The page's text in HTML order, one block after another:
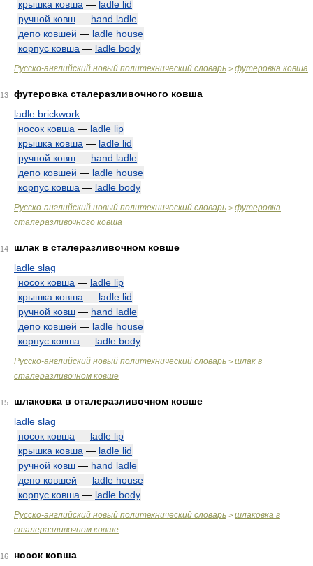
крышка ковша — ladle lid
ручной ковш — hand ladle
депо ковшей — ladle house
корпус ковша — ladle body
Русско-английский новый политехнический словарь > футеровка ковша
13
футеровка сталеразливочного ковша
ladle brickwork
носок ковша — ladle lip
крышка ковша — ladle lid
ручной ковш — hand ladle
депо ковшей — ladle house
корпус ковша — ladle body
Русско-английский новый политехнический словарь > футеровка
сталеразливочного ковша
14
шлак в сталеразливочном ковше
ladle slag
носок ковша — ladle lip
крышка ковша — ladle lid
ручной ковш — hand ladle
депо ковшей — ladle house
корпус ковша — ladle body
Русско-английский новый политехнический словарь > шлак в
сталеразливочном ковше
15
шлаковка в сталеразливочном ковше
ladle slag
носок ковша — ladle lip
крышка ковша — ladle lid
ручной ковш — hand ladle
депо ковшей — ladle house
корпус ковша — ladle body
Русско-английский новый политехнический словарь > шлаковка в
сталеразливочном ковше
16
носок ковша